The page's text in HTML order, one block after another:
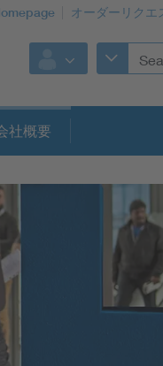
オーダーリクエ
社概要